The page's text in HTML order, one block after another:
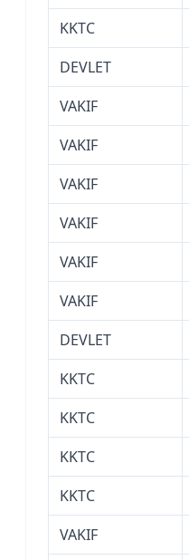
KKTC
DEVLET
VAKIF
VAKIF
VAKIF
VAKIF
VAKIF
VAKIF
DEVLET
KKTC
KKTC
KKTC
KKTC
VAKIF